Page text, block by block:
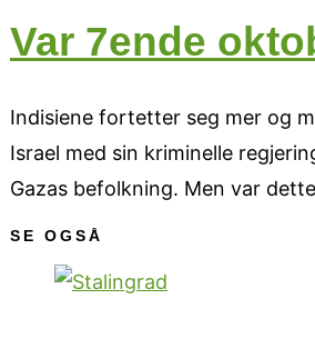
Var 7ende
Indisiene fortetter seg mer og
Israel med sin kriminelle
Gazas befolkning. Men var
SE OGSÅ